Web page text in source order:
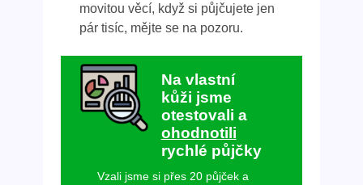
movitou věcí, když si půjčujete jen
pár tisíc, mějte se na pozoru.
Na vlastní
kůži jsme
otestovali a
ohodnotili
rychlé půjčky
Vzali jsme si přes 20 půjček a